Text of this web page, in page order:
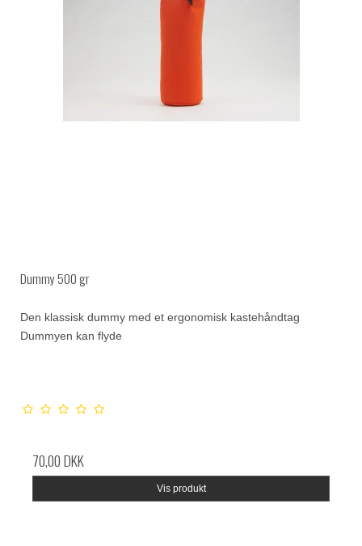
Dummy 500 gr
Den klassisk dummy med et ergonomisk kastehåndtag
Dummyen kan flyde
70,00 DKK
Vis produkt